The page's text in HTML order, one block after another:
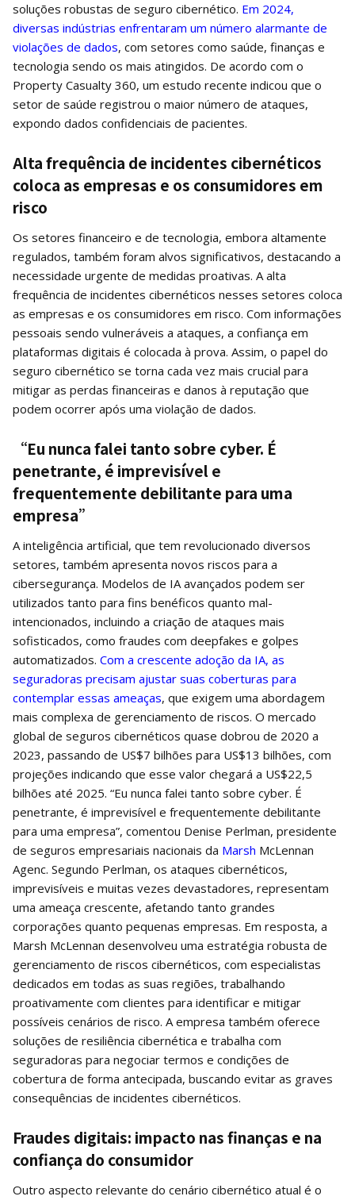
soluções robustas de seguro cibernético. Em 2024,
diversas indústrias enfrentaram um número alarmante de
violações de dados, com setores como saúde, finanças e
tecnologia sendo os mais atingidos. De acordo com o
Property Casualty 360, um estudo recente indicou que o
setor de saúde registrou o maior número de ataques,
expondo dados confidenciais de pacientes.
Alta frequência de incidentes cibernéticos
coloca as empresas e os consumidores em
risco
Os setores financeiro e de tecnologia, embora altamente
regulados, também foram alvos significativos, destacando a
necessidade urgente de medidas proativas. A alta
frequência de incidentes cibernéticos nesses setores coloca
as empresas e os consumidores em risco. Com informações
pessoais sendo vulneráveis a ataques, a confiança em
plataformas digitais é colocada à prova. Assim, o papel do
seguro cibernético se torna cada vez mais crucial para
mitigar as perdas financeiras e danos à reputação que
podem ocorrer após uma violação de dados.
“Eu nunca falei tanto sobre cyber. É
penetrante, é imprevisível e
frequentemente debilitante para uma
empresa”
A inteligência artificial, que tem revolucionado diversos
setores, também apresenta novos riscos para a
cibersegurança. Modelos de IA avançados podem ser
utilizados tanto para fins benéficos quanto mal-
intencionados, incluindo a criação de ataques mais
sofisticados, como fraudes com deepfakes e golpes
automatizados. Com a crescente adoção da IA, as
seguradoras precisam ajustar suas coberturas para
contemplar essas ameaças, que exigem uma abordagem
mais complexa de gerenciamento de riscos. O mercado
global de seguros cibernéticos quase dobrou de 2020 a
2023, passando de US$7 bilhões para US$13 bilhões, com
projeções indicando que esse valor chegará a US$22,5
bilhões até 2025. “Eu nunca falei tanto sobre cyber. É
penetrante, é imprevisível e frequentemente debilitante
para uma empresa”, comentou Denise Perlman, presidente
de seguros empresariais nacionais da Marsh McLennan
Agenc. Segundo Perlman, os ataques cibernéticos,
imprevisíveis e muitas vezes devastadores, representam
uma ameaça crescente, afetando tanto grandes
corporações quanto pequenas empresas. Em resposta, a
Marsh McLennan desenvolveu uma estratégia robusta de
gerenciamento de riscos cibernéticos, com especialistas
dedicados em todas as suas regiões, trabalhando
proativamente com clientes para identificar e mitigar
possíveis cenários de risco. A empresa também oferece
soluções de resiliência cibernética e trabalha com
seguradoras para negociar termos e condições de
cobertura de forma antecipada, buscando evitar as graves
consequências de incidentes cibernéticos.
Fraudes digitais: impacto nas finanças e na
confiança do consumidor
Outro aspecto relevante do cenário cibernético atual é o